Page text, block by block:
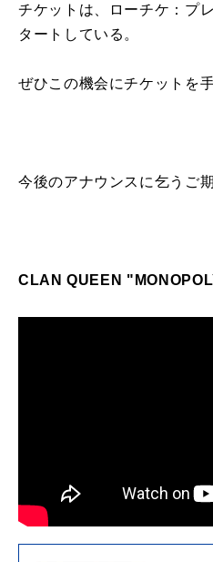
チケットは、ローチケ：プ
タートしている。
ぜひこの機会にチケットを
今後のアナウンスに乞うご期
CLAN QUEEN